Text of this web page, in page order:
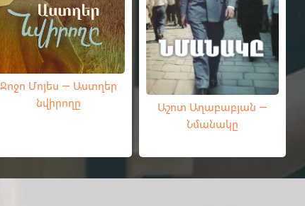
Ջոջո Մոյես — Աստղեր
նվիրողը
Աշոտ Աղաբաբյան —
Նմանակը